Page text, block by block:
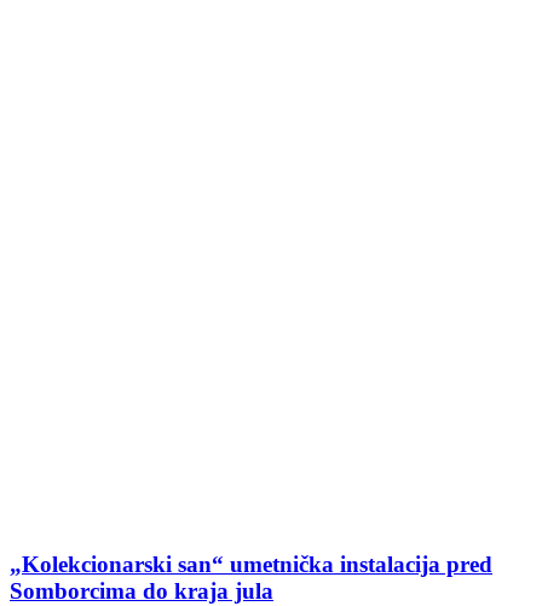
„Kolekcionarski san“ umetnička instalacija pred
Somborcima do kraja jula